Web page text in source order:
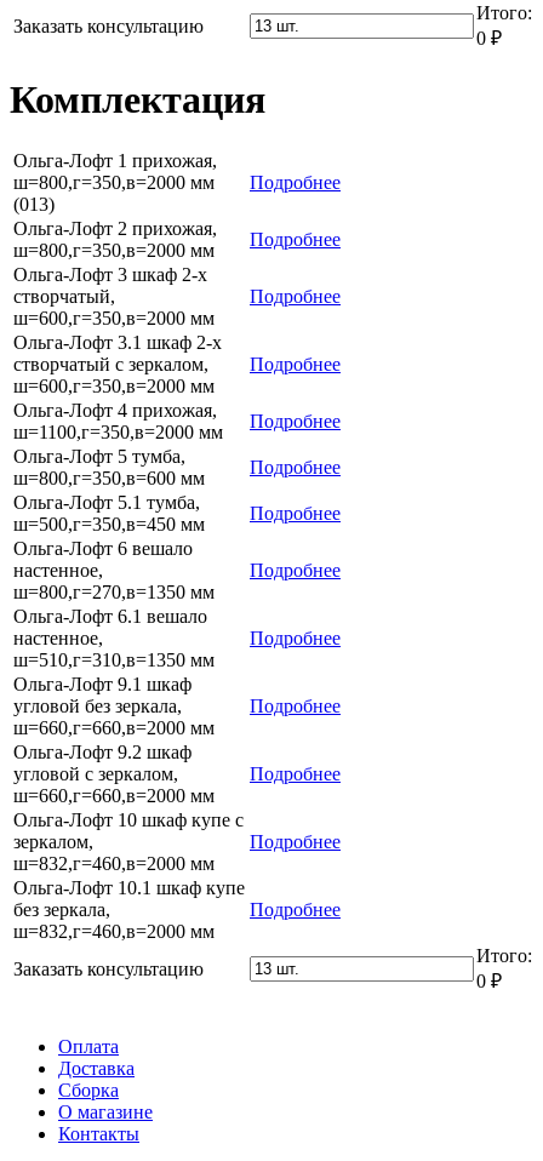
Заказать консультацию
Итого:
0 ₽
Комплектация
Ольга-Лофт 1 прихожая,
ш=800,г=350,в=2000 мм
(013)
Подробнее
Ольга-Лофт 2 прихожая,
ш=800,г=350,в=2000 мм
Подробнее
Ольга-Лофт 3 шкаф 2-х
створчатый,
ш=600,г=350,в=2000 мм
Подробнее
Ольга-Лофт 3.1 шкаф 2-х
створчатый с зеркалом,
ш=600,г=350,в=2000 мм
Подробнее
Ольга-Лофт 4 прихожая,
ш=1100,г=350,в=2000 мм
Подробнее
Ольга-Лофт 5 тумба,
ш=800,г=350,в=600 мм
Подробнее
Ольга-Лофт 5.1 тумба,
ш=500,г=350,в=450 мм
Подробнее
Ольга-Лофт 6 вешало
настенное,
ш=800,г=270,в=1350 мм
Подробнее
Ольга-Лофт 6.1 вешало
настенное,
ш=510,г=310,в=1350 мм
Подробнее
Ольга-Лофт 9.1 шкаф
угловой без зеркала,
ш=660,г=660,в=2000 мм
Подробнее
Ольга-Лофт 9.2 шкаф
угловой с зеркалом,
ш=660,г=660,в=2000 мм
Подробнее
Ольга-Лофт 10 шкаф купе с
зеркалом,
ш=832,г=460,в=2000 мм
Подробнее
Ольга-Лофт 10.1 шкаф купе
без зеркала,
ш=832,г=460,в=2000 мм
Подробнее
Заказать консультацию
Итого:
0 ₽
Оплата
Доставка
Сборка
О магазине
Контакты